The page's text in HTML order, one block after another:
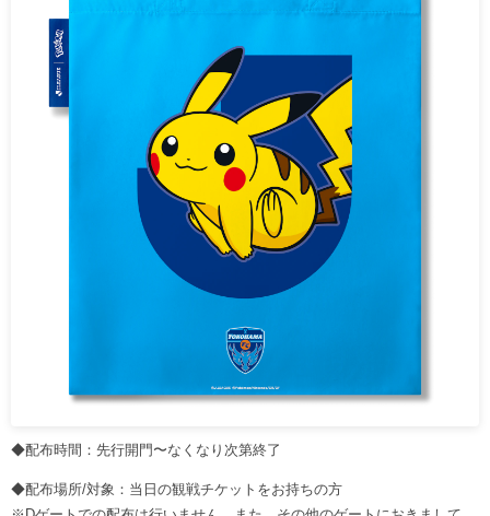
◆配布時間：先行開門〜なくなり次第終了
◆配布場所/対象：当日の観戦チケットをお持ちの方